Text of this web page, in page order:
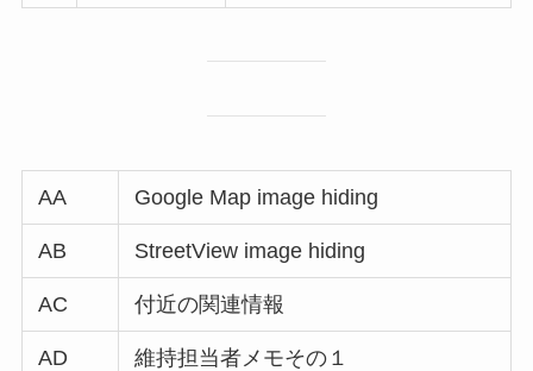
AA Google Map image hiding
AB StreetView image hiding
AC 付近の関連情報
AD 維持担当者メモその１